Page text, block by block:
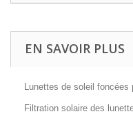
EN SAVOIR PLUS
Lunettes de soleil foncées
Filtration solaire des